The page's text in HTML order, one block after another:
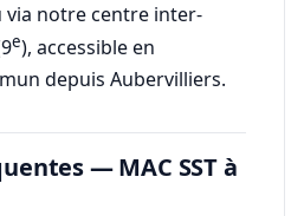
via notre centre inter-
e), accessible en
depuis Aubervilliers.
— MAC SST à